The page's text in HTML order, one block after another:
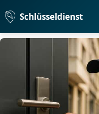
Schlüsseldienst